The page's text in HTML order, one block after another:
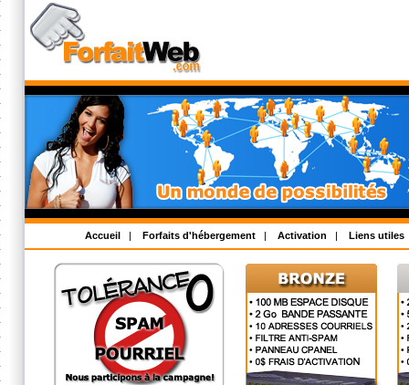
Accueil| Forfaits d'hébergement| Activation | Liens utiles